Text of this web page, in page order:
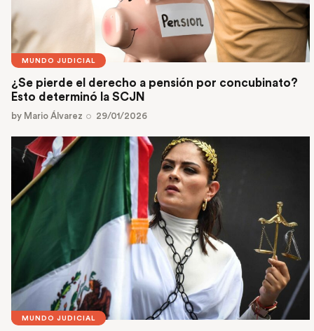
MUNDO JUDICIAL
¿Se pierde el derecho a pensión por concubinato?
Esto determinó la SCJN
by Mario Álvarez 29/01/2026
MUNDO JUDICIAL